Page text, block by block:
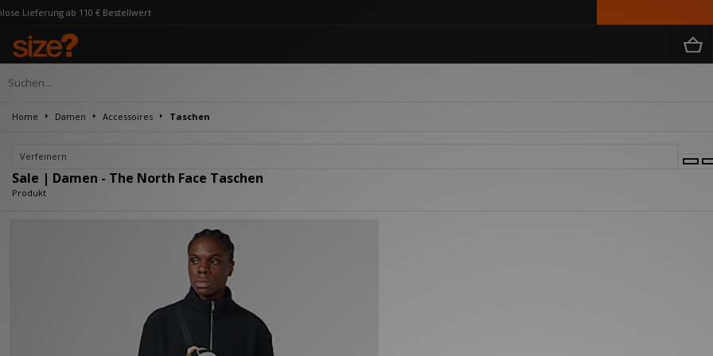
ab 110 € Bestellwert
Home Damen Accessoires Taschen
Verfeinern
Sale | Damen - The North Face Taschen
Produkt